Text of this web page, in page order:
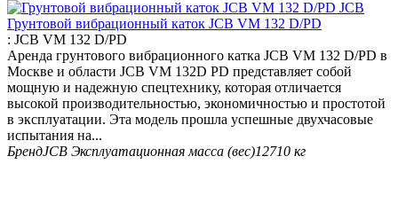
Грунтовой вибрационный каток JCB VM 132 D/PD
: JCB VM 132 D/PD
Аренда грунтового вибрационного катка JCB VM 132 D/PD в
Москве и области JCB VM 132D PD представляет собой
мощную и надежную спецтехнику, которая отличается
высокой производительностью, экономичностью и простотой
в эксплуатации. Эта модель прошла успешные двухчасовые
испытания на...
БрендJCB Эксплуатационная масса (вес)12710 кг